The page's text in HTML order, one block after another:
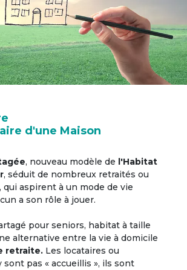
d'une Maison
, nouveau modèle de l'Habitat
, séduit de nombreux retraités ou
aspirent à un mode de vie
a son rôle à jouer.
pour seniors, habitat à taille
alternative entre la vie à domicile
retraite. Les locataires ou
sont pas « accueillis », ils sont